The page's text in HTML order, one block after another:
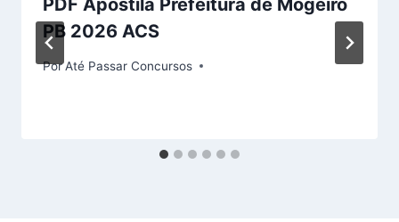
PDF Apostila Prefeitura de Mogeiro
PB 2026 ACS
PorAté Passar Concursos